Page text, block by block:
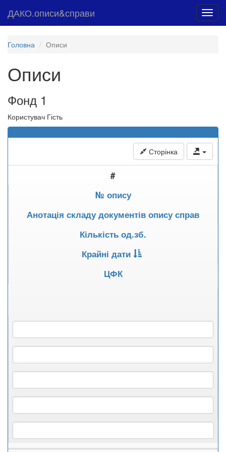
ДАКО.описи&справи
Головна Описи
Описи
Фонд 1
Користувач Гість
Сторінка
#
№ опису
Анотація складу документів опису справ
Кількість од.зб.
Крайні дати
ЦФК